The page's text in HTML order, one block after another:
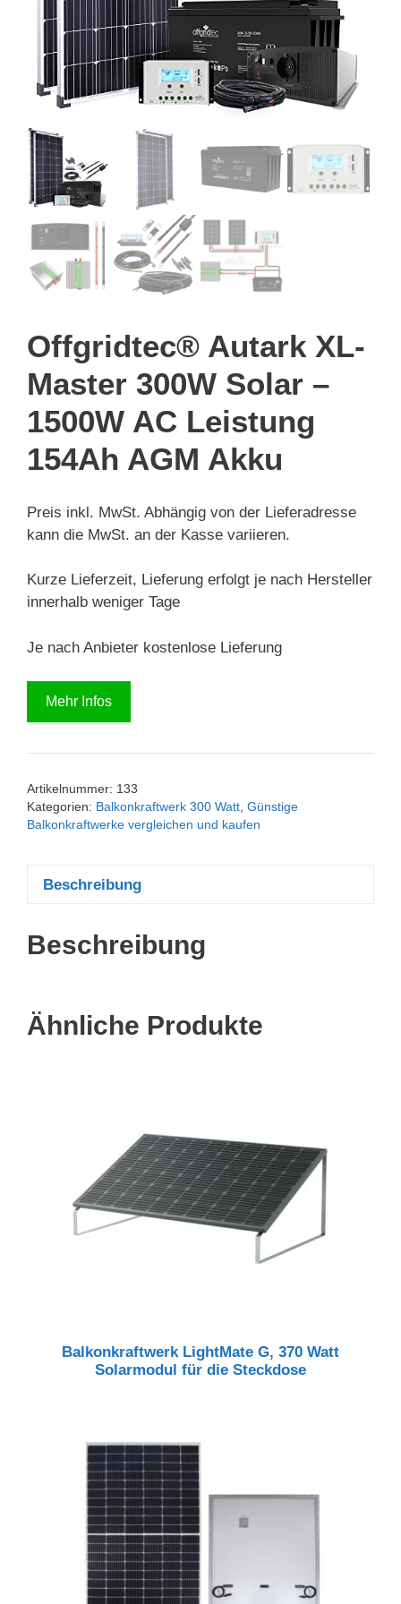
Offgridtec® Autark XL-
Master 300W Solar –
1500W AC Leistung
154Ah AGM Akku
Preis inkl. MwSt. Abhängig von der Lieferadresse
kann die MwSt. an der Kasse variieren.
Kurze Lieferzeit, Lieferung erfolgt je nach Hersteller
innerhalb weniger Tage
Je nach Anbieter kostenlose Lieferung
Mehr Infos
Artikelnummer: 133
Kategorien: Balkonkraftwerk 300 Watt, Günstige
Balkonkraftwerke vergleichen und kaufen
Beschreibung
Beschreibung
Ähnliche Produkte
Balkonkraftwerk LightMate G, 370 Watt
Solarmodul für die Steckdose